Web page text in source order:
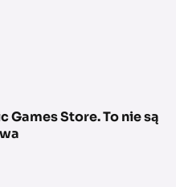
Games Store. To nie są